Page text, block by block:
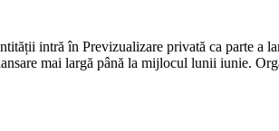
intră în Previzualizare privată ca parte a
mai largă până la mijlocul lunii iunie.